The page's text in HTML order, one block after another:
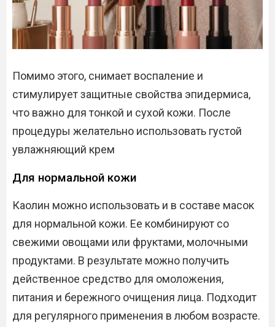
Помимо этого, снимает воспаление и
стимулирует защитные свойства эпидермиса,
что важно для тонкой и сухой кожи. После
процедуры желательно использовать густой
увлажняющий крем
Для нормальной кожи
Каолин можно использовать и в составе масок
для нормальной кожи. Ее комбинируют со
свежими овощами или фруктами, молочными
продуктами. В результате можно получить
действенное средство для омоложения,
питания и бережного очищения лица. Подходит
для регулярного применения в любом возрасте.